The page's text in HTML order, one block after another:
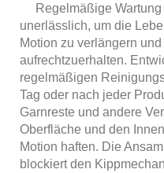
Regelmäßige Wartung
unerlässlich, um die
Motion zu verlängern
aufrechtzuerhalten.
regelmäßigen
Tag oder nach jeder
Garnreste und andere
Oberfläche und den
Motion haften. Die
blockiert den